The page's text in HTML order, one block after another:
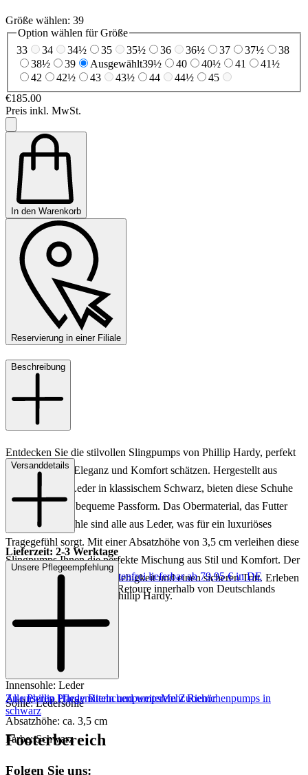
Größe wählen: 39
Option wählen für Größe
33
34 34½ 35 35½ 36 36½ 37 37½
38
38½
39 Ausgewählt39½ 40 40½ 41
41½
42
42½ 43 43½ 44 44½
45
€185.00
Preis inkl. MwSt.
In den Warenkorb
Reservierung in einer Filiale
Beschreibung
Entdecken Sie die stilvollen Slingpumps von Phillip Hardy, perfekt
für Damen, die Eleganz und Komfort schätzen. Hergestellt aus
hochwertigem Leder in klassischem Schwarz, bieten diese Schuhe
eine luftige und bequeme Passform. Das Obermaterial, das Futter
und die Innensohle sind alle aus Leder, was für ein luxuriöses
Tragegefühl sorgt. Mit einer Absatzhöhe von 3,5 cm verleihen diese
Slingpumps Ihnen die perfekte Mischung aus Stil und Komfort. Der
Ledersohle sorgt für Langlebigkeit und einen sicheren Tritt. Erleben
Sie den Unterschied mit Phillip Hardy.
Innenmaterial: Leder
Innensohle: Leder
Sohle: Ledersohle
Absatzhöhe: ca. 3,5 cm
Farbe: Schwarz
Versanddetails
Lieferzeit: 2-3 Werktage
Keine Versandkosten:
kostenfrei lieferbar ab 79,95 € in DE
Einfache und Kostenlose Retoure innerhalb von Deutschlands
Unsere Pflegeempfehlung
Zu unseren Pflegemitteln und weiterem Zubehör
Alle Phillip Hardy RiemchenpumpsMehr Riemchenpumps in
schwarz
Footerbereich
Folgen Sie uns: